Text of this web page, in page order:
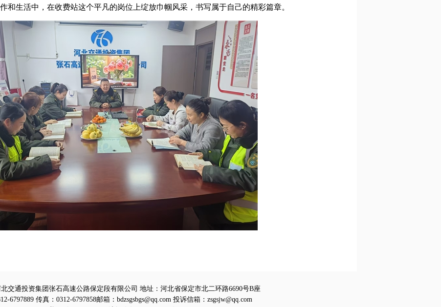
和生活中，在收费站这个平凡的岗位上绽放巾帼风采，书写属于自己的精彩篇章。
交通投资集团张石高速公路保定段有限公司 地址：河北省保定市北二环路6690号B座
6797889 传真：0312-6797858邮箱：bdzsgsbgs@qq.com 投诉信箱：zsgsjw@qq.com